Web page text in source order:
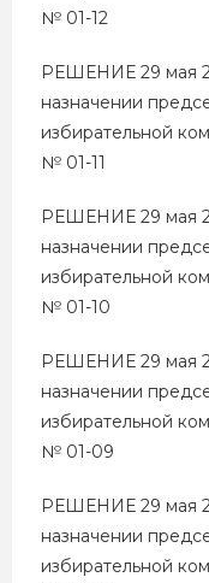
№ 01-12
РЕШЕНИЕ 29 мая
назначении
избирательной
№ 01-11
РЕШЕНИЕ 29 мая
назначении
избирательной
№ 01-10
РЕШЕНИЕ 29 мая
назначении
избирательной
№ 01-09
РЕШЕНИЕ 29 мая
назначении
избирательной